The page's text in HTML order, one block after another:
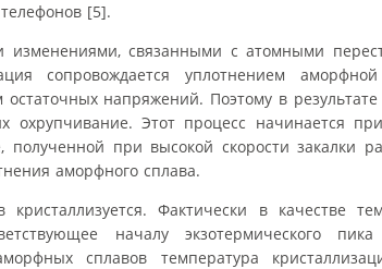
[5].
изменениями, связанными с атомными
сопровождается уплотнением
напряжений. Поэтому в
охрупчивание. Этот процесс начинается
при высокой скорости закалки
аморфного сплава.
Фактически в качестве
началу экзотермического
сплавов температура